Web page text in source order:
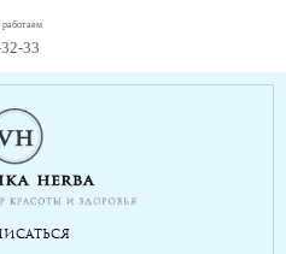
работаем
33